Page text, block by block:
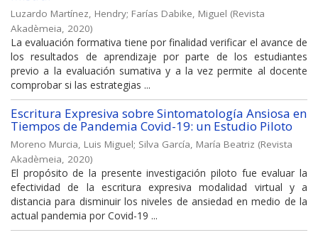
Luzardo Martínez, Hendry; Farías Dabike, Miguel (Revista
Akadèmeia, 2020)
La evaluación formativa tiene por finalidad verificar el avance de
los resultados de aprendizaje por parte de los estudiantes
previo a la evaluación sumativa y a la vez permite al docente
comprobar si las estrategias ...
Escritura Expresiva sobre Sintomatología Ansiosa en
Tiempos de Pandemia Covid-19: un Estudio Piloto
Moreno Murcia, Luis Miguel; Silva García, María Beatriz (Revista
Akadèmeia, 2020)
El propósito de la presente investigación piloto fue evaluar la
efectividad de la escritura expresiva modalidad virtual y a
distancia para disminuir los niveles de ansiedad en medio de la
actual pandemia por Covid-19 ...